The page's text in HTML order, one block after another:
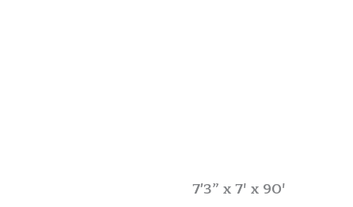
7'3” x 7′ x 90′